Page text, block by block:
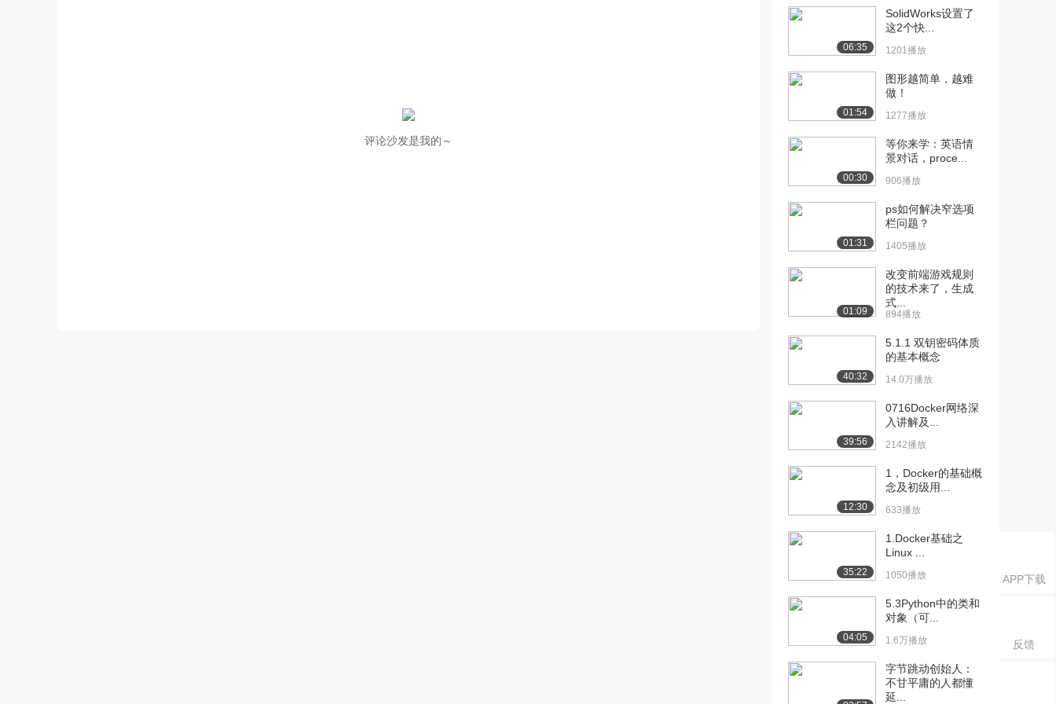
APP下载
反馈
评论沙发是我的～
[11] 【spring boot】
08:39
[12] 【spring boot】spri... 07:22
1265播放
[14] 【spring boot】disp...
920播放
[15] 【spring boot】disp...
[16] 【spring boot】spri...
1417播放
[17] 【spring boot】spri...
[18] 【spring boot】spri...
[19] 【spring boot】spri...
1238播放
07:49
[20] 【spring boot】零
xml...
679播放
[21] 【spring boot】零
567播放
[22] 【dubbo】dubbo全面
1192播放
[23] 【dubbo】dubbo全面
1481播放
[24] 【dubbo】dubbo源码
06:35
SolidWorks设置了
这2个快...
1201播放
01:54
图形越简单，越难
做！
1277播放
00:30
等你来学：英语情
景对话，proce...
906播放
01:31
ps如何解决窄选项
栏问题？
1405播放
01:09
改变前端游戏规则
的技术来了，生成
式...
894播放
40:32
5.1.1 双钥密码体质
的基本概念
14.0万播放
39:56
0716Docker网络深
入讲解及...
2142播放
12:30
1，Docker的基础概
念及初级用...
633播放
35:22
1.Docker基础之
Linux ...
1050播放
04:05
5.3Python中的类和
对象（可...
1.6万播放
字节跳动创始人：
不甘平庸的人都懂
延...